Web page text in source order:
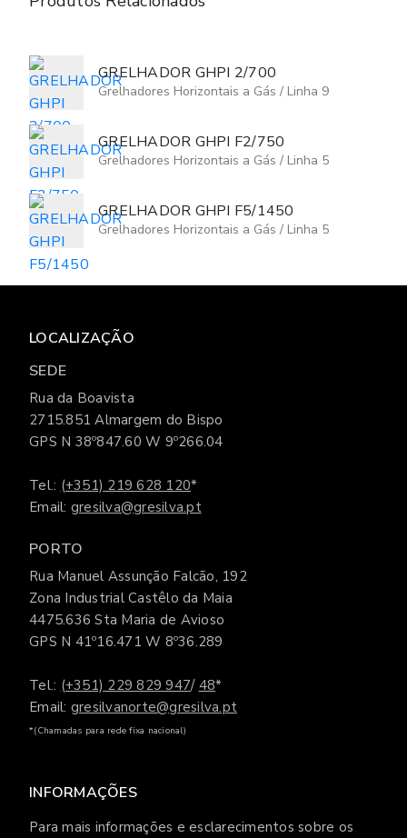
GRELHADOR GHPI 2/700
Grelhadores Horizontais a Gás / Linha 9
GRELHADOR GHPI F2/750
Grelhadores Horizontais a Gás / Linha 5
GRELHADOR GHPI F5/1450
Grelhadores Horizontais a Gás / Linha 5
LOCALIZAÇÃO
SEDE
Rua da Boavista
2715.851 Almargem do Bispo
GPS N 38º847.60 W 9º266.04
Tel.: (+351) 219 628 120*
Email: gresilva@gresilva.pt
PORTO
Rua Manuel Assunção Falcão, 192
Zona Industrial Castêlo da Maia
4475.636 Sta Maria de Avioso
GPS N 41º16.471 W 8º36.289
Tel.: (+351) 229 829 947/ 48*
Email: gresilvanorte@gresilva.pt
*(Chamadas para rede fixa nacional)
INFORMAÇÕES
Para mais informações e esclarecimentos sobre os